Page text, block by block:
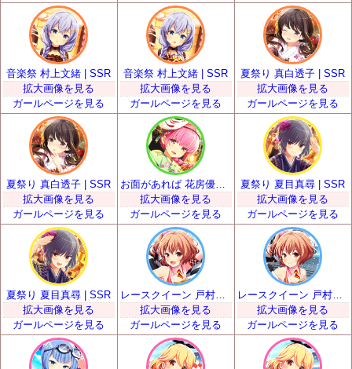
音楽祭 村上文緒 | SSR
拡大画像を見る
ガールページを見る
音楽祭 村上文緒 | SSR
拡大画像を見る
ガールページを見る
夏祭り 真白透子 | SSR
拡大画像を見る
ガールページを見る
夏祭り 真白透子 | SSR
拡大画像を見る
ガールページを見る
お面があれば 花房優輝 | SSR
拡大画像を見る
ガールページを見る
夏祭り 夏目真尋 | SSR
拡大画像を見る
ガールページを見る
夏祭り 夏目真尋 | SSR
拡大画像を見る
ガールページを見る
レースクイーン 戸村美知留 | SSR
拡大画像を見る
ガールページを見る
レースクイーン 戸村美知留 | SSR
拡大画像を見る
ガールページを見る